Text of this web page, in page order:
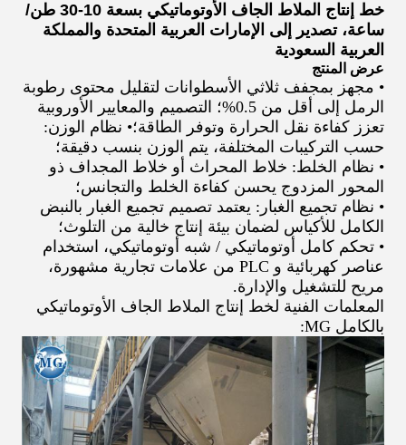
خط إنتاج الملاط الجاف الأوتوماتيكي بسعة 10-30 طن/
ساعة، تصدير إلى الإمارات العربية المتحدة والمملكة
العربية السعودية
عرض المنتج
• مجهز بمجفف ثلاثي الأسطوانات لتقليل محتوى رطوبة
الرمل إلى أقل من 0.5%؛ التصميم والمعايير الأوروبية
تعزز كفاءة نقل الحرارة وتوفر الطاقة؛• نظام الوزن:
حسب التركيبات المختلفة، يتم الوزن بنسب دقيقة؛
• نظام الخلط: خلاط المحراث أو خلاط المجداف ذو
المحور المزدوج يحسن كفاءة الخلط والتجانس؛
• نظام تجميع الغبار: يعتمد تصميم تجميع الغبار بالنبض
الكامل للأكياس لضمان بيئة إنتاج خالية من التلوث؛
• تحكم كامل أوتوماتيكي / شبه أوتوماتيكي، استخدام
عناصر كهربائية و PLC من علامات تجارية مشهورة،
مريح للتشغيل والإدارة.
المعلمات الفنية لخط إنتاج الملاط الجاف الأوتوماتيكي
بالكامل MG: